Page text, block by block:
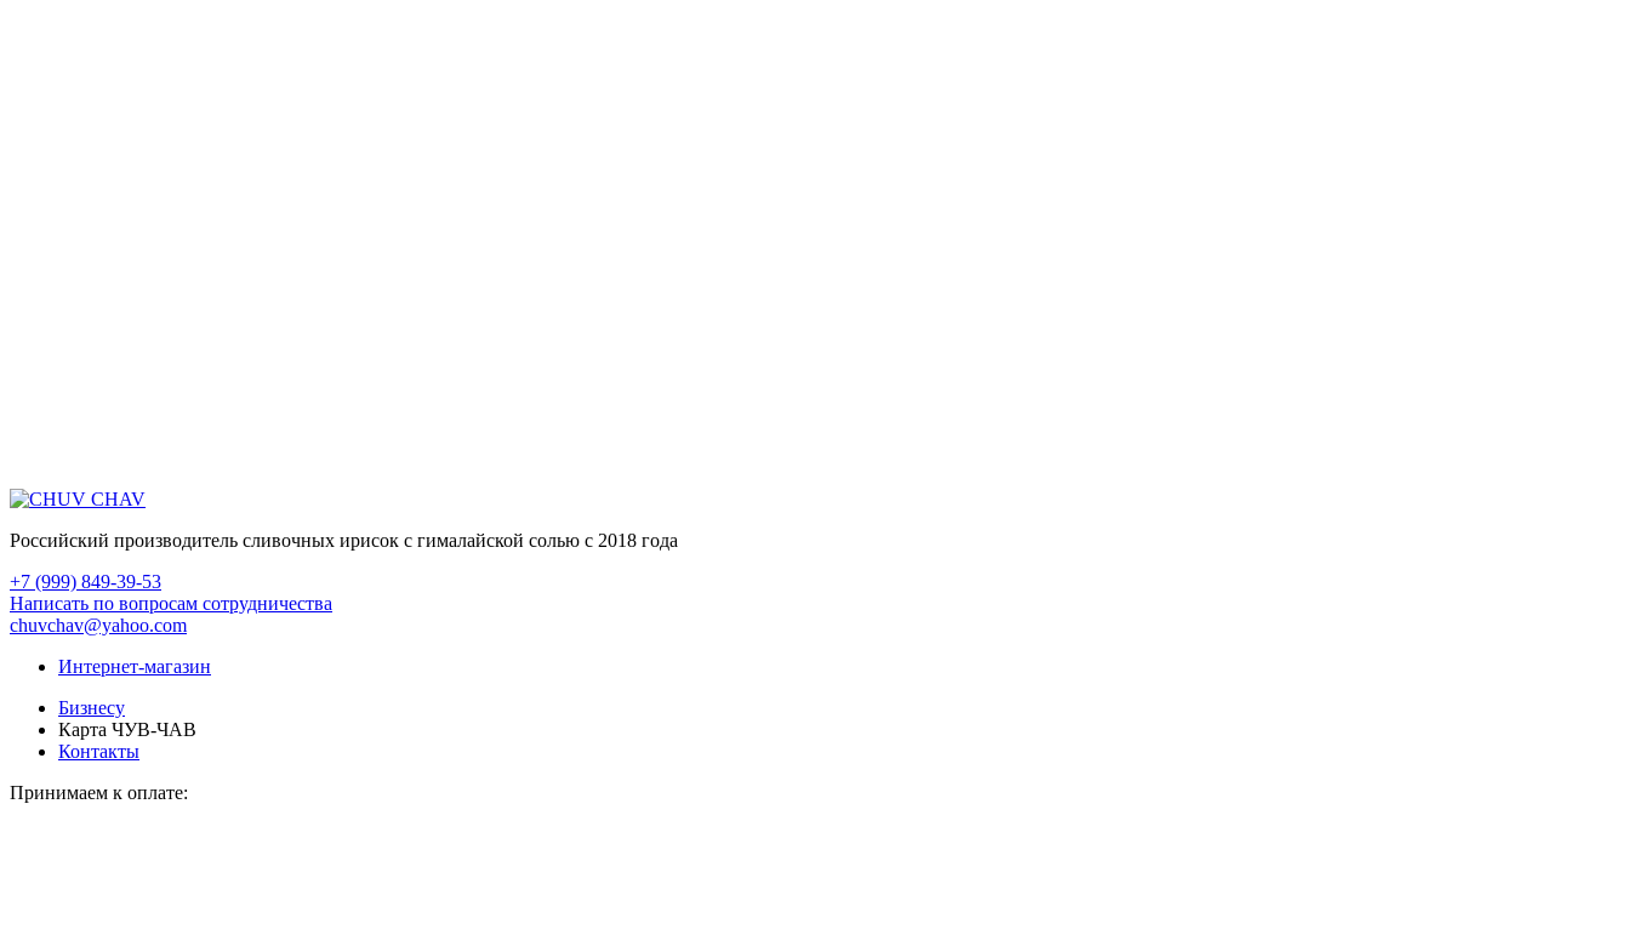
Российский производитель сливочных ирисок с гималайской солью с 2018 года
+7 (999) 849-39-53
Написать по вопросам сотрудничества
chuvchav@yahoo.com
Интернет-магазин
Бизнесу
Карта ЧУВ-ЧАВ
Контакты
Принимаем к оплате: